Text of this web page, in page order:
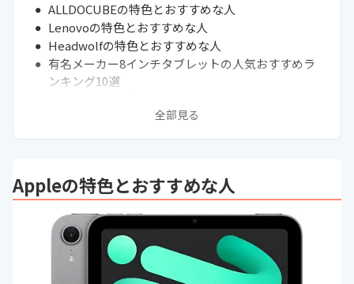
ALLDOCUBEの特色とおすすめな人
Lenovoの特色とおすすめな人
Headwolfの特色とおすすめな人
有名メーカー8インチタブレットの人気おすすめラ
ンキング10選
動画配信サービスを高画質で観るなら必須の
PCとタブレット・タブレットPCの違いを紹介
まとめ
持ち運びやすい8インチの小型タブレット
【結論コレ！】編集部イチ推しのおすすめ商品
8インチタブレットの大きさはどのくらい？
全部見る
Appleの特色とおすすめな人